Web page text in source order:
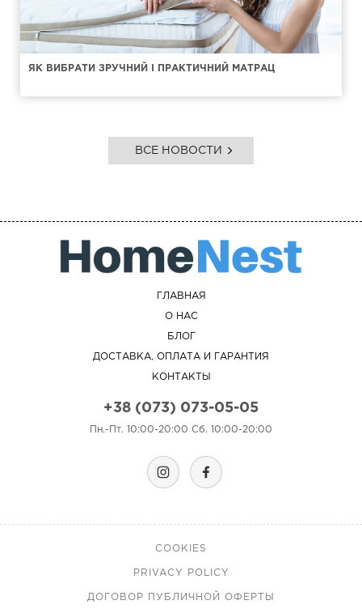
ЯК ВИБРАТИ ЗРУЧНИЙ І ПРАКТИЧНИЙ МАТРАЦ
ВСЕ НОВОСТИ
ГЛАВНАЯ
О НАС
БЛОГ
ДОСТАВКА, ОПЛАТА И ГАРАНТИЯ
КОНТАКТЫ
+38 (073) 073-05-05
Пн.-Пт. 10:00-20:00 Сб. 10:00-20:00
COOKIES
PRIVACY POLICY
ДОГОВОР ПУБЛИЧНОЙ ОФЕРТЫ